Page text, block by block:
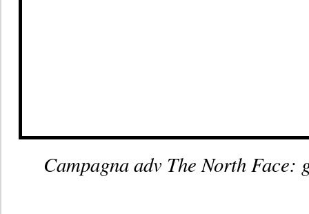
Campagna adv The North Face: